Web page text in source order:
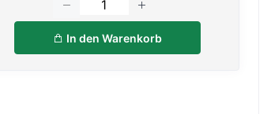
In den Warenkorb